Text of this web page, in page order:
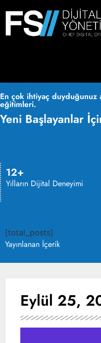
En çok ihtiyaç
eğitimleri.
Yeni Başlayanlar
12+
Yılların Dijital Deneyimi
[total_posts]
Yayınlanan İçerik
Eylül 25,